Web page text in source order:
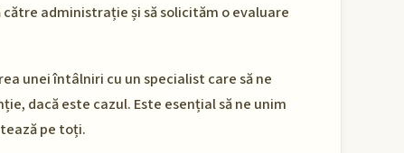
administrație și să solicităm o evaluare
unei întâlniri cu un specialist care să ne
dacă este cazul. Este esențial să ne unim
pe toți.